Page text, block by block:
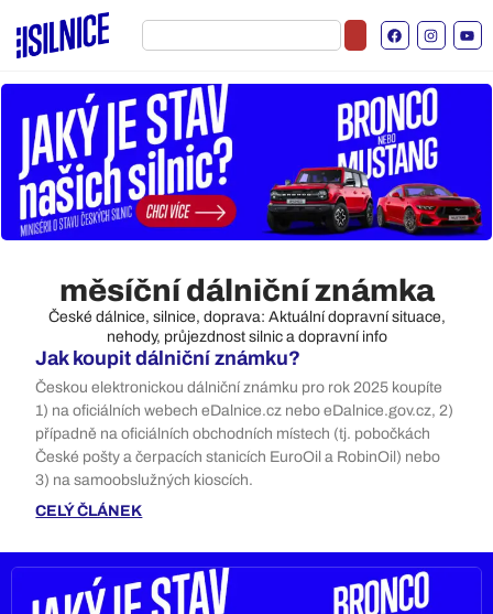
měsíční dálniční známka
České dálnice, silnice, doprava: Aktuální dopravní situace,
nehody, průjezdnost silnic a dopravní info
Jak koupit dálniční známku?
Českou elektronickou dálniční známku pro rok 2025 koupíte
1) na oficiálních webech eDalnice.cz nebo eDalnice.gov.cz, 2)
případně na oficiálních obchodních místech (tj. pobočkách
České pošty a čerpacích stanicích EuroOil a RobinOil) nebo
3) na samoobslužných kioscích.
CELÝ ČLÁNEK